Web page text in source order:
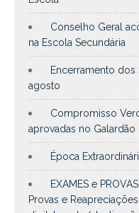
Conselho Geral
na Escola Secundária
Encerramento dos
agosto
Compromisso
aprovadas no Galardão
Época
EXAMES e
Provas e